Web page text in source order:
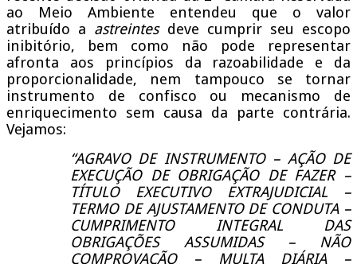
ao Meio Ambiente entendeu que o valor
atribuído a astreintesdeve cumprir seu escopo
inibitório, bem como não pode representar
afronta aos princípios da razoabilidade e da
proporcionalidade, nem tampouco se tornar
instrumento de confisco ou mecanismo de
enriquecimento sem causa da parte contrária.
Vejamos:
“AGRAVO DE INSTRUMENTO – AÇÃO DE
EXECUÇÃO DE OBRIGAÇÃO DE FAZER –
TÍTULO EXECUTIVO EXTRAJUDICIAL –
TERMO DE AJUSTAMENTO DE CONDUTA –
CUMPRIMENTO INTEGRAL DAS
OBRIGAÇÕES ASSUMIDAS – NÃO
COMPROVAÇÃO – MULTA DIÁRIA –